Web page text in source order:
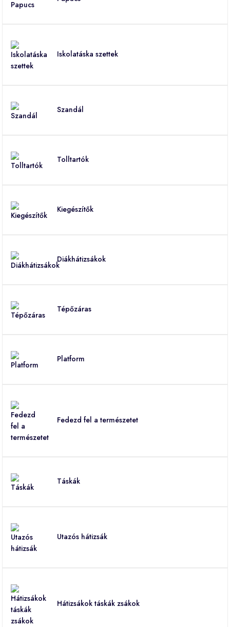
Iskolatáska szettek
Szandál
Tolltartók
Kiegészítők
Diákhátizsákok
Tépőzáras
Platform
Fedezd fel a természetet
Táskák
Utazós hátizsák
Hátizsákok táskák zsákok